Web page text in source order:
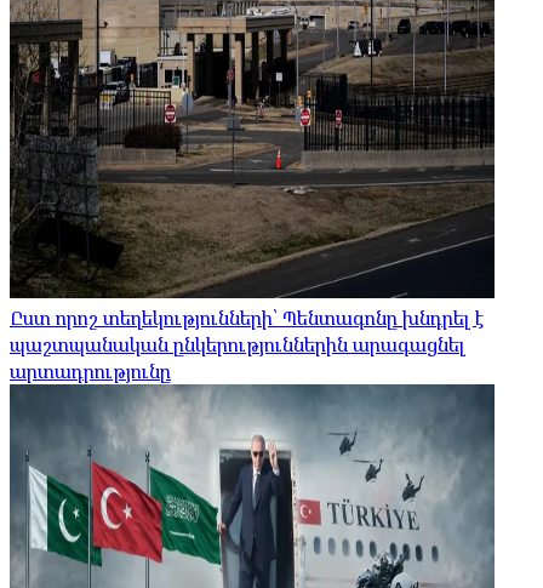
Ըստ որոշ տեղեկությունների՝ Պենտագոնը խնդրել է
պաշտպանական ընկերություններին արագացնել
արտադրությունը